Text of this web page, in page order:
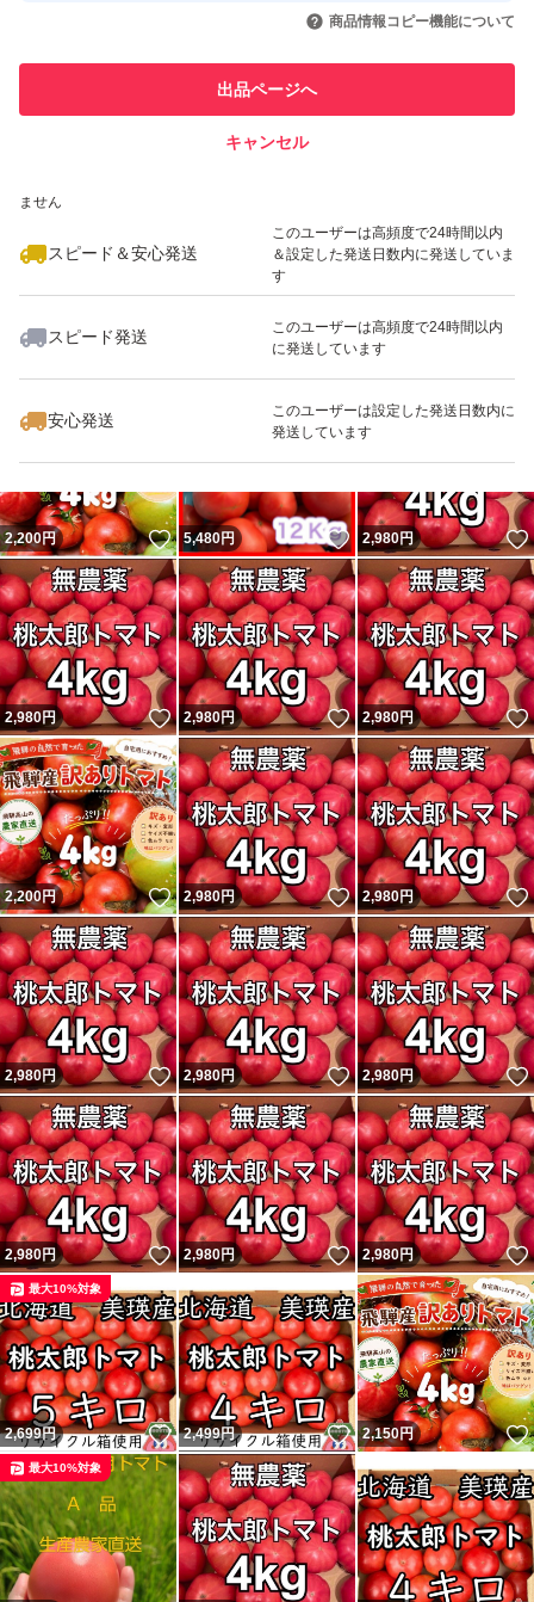
引を完了させた実績があります
での取引実績があります
ません
スピード＆安心発送
このユーザーは高頻度で24時間以内
＆設定した発送日数内に発送していま
す
スピード発送
このユーザーは高頻度で24時間以内
に発送しています
安心発送
このユーザーは設定した発送日数内に
発送しています
商品情報コピー機能について
出品ページへ
キャンセル
いいね！
2,980
2,200円 いいね！
5,480円 いいね！
2,980円
2,980円 いいね！
2,980円 いいね！
2,980円
2,200円 いいね！
2,980円 いいね！
2,980円
2,980円 いいね！
2,980円 いいね！
2,980円
2,980円 いいね！
2,980円 いいね！
2,980円
2,699円 いいね！
最大10%対象
2,499円 いいね！
2,150円
最大10%対象